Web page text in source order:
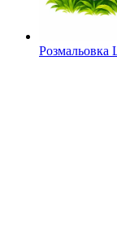
Розмальовка